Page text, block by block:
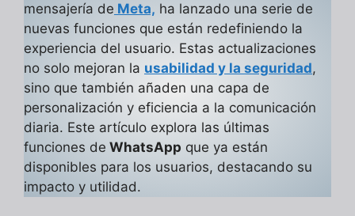
mensajería de Meta, ha lanzado una serie de
nuevas funciones que están redefiniendo la
experiencia del usuario. Estas actualizaciones
no solo mejoran la usabilidad y la seguridad,
sino que también añaden una capa de
personalización y eficiencia a la comunicación
diaria. Este artículo explora las últimas
funciones de WhatsApp que ya están
disponibles para los usuarios, destacando su
impacto y utilidad.